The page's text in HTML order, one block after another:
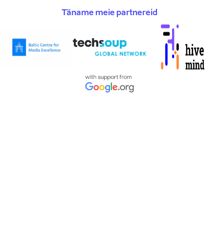
Täname meie partnereid